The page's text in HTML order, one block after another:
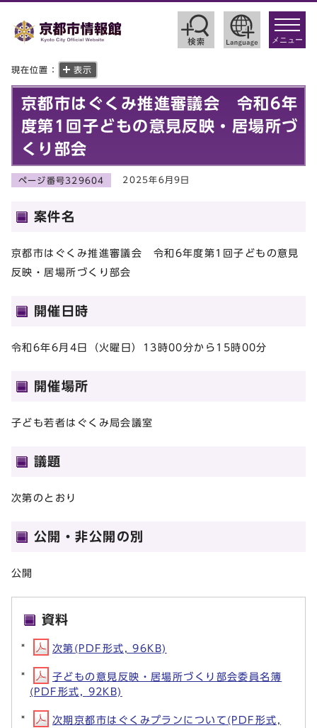
toggle
メニュー
現在位置： 表示
京都市はぐくみ推進審議会 令和6年
度第1回子どもの意見反映・居場所づ
くり部会
ページ番号329604 2025年6月9日
案件名
京都市はぐくみ推進審議会 令和6年度第1回子どもの意見
反映・居場所づくり部会
開催日時
令和6年6月4日（火曜日）13時00分から15時00分
開催場所
子ども若者はぐくみ局会議室
議題
次第のとおり
公開・非公開の別
公開
資料
次第(PDF形式, 96KB)
子どもの意見反映・居場所づくり部会委員名簿
(PDF形式, 92KB)
次期京都市はぐくみプランについて(PDF形式,